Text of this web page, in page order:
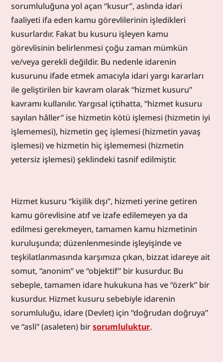
sorumluluğuna yol açan “kusur”, aslında idari
faaliyeti ifa eden kamu görevlilerinin işledikleri
kusurlardır. Fakat bu kusuru işleyen kamu
görevlisinin belirlenmesi çoğu zaman mümkün
ve/veya gerekli değildir. Bu nedenle idarenin
kusurunu ifade etmek amacıyla idari yargı kararları
ile geliştirilen bir kavram olarak “hizmet kusuru”
kavramı kullanılır. Yargısal içtihatta, “hizmet kusuru
sayılan hâller” ise hizmetin kötü işlemesi (hizmetin iyi
işlememesi), hizmetin geç işlemesi (hizmetin yavaş
işlemesi) ve hizmetin hiç işlememesi (hizmetin
yetersiz işlemesi) şeklindeki tasnif edilmiştir.
Hizmet kusuru “kişilik dışı”, hizmeti yerine getiren
kamu görevlisine atıf ve izafe edilemeyen ya da
edilmesi gerekmeyen, tamamen kamu hizmetinin
kuruluşunda; düzenlenmesinde işleyişinde ve
teşkilatlanmasında karşımıza çıkan, bizzat idareye ait
somut, “anonim” ve “objektif” bir kusurdur. Bu
sebeple, tamamen idare hukukuna has ve “özerk” bir
kusurdur. Hizmet kusuru sebebiyle idarenin
sorumluluğu, idare (Devlet) için “doğrudan doğruya”
ve “asli” (asaleten) bir sorumluluktur.